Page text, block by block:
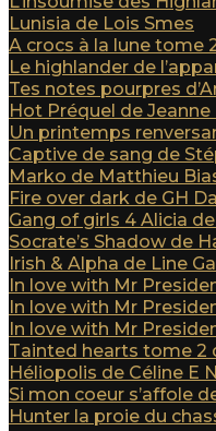
Lunisia de Lois Smes
A crocs à la lune tome
Le highlander de
Tes notes pourpres
Hot Préquel de Jeanne
Un printemps
Captive de sang de
Marko de Matthieu
Fire over dark de GH
Gang of girls 4 Alicia
Socrate’s Shadow de
Irish & Alpha de Line
In love with Mr
In love with Mr
In love with Mr
Tainted hearts tome 2
Héliopolis de Céline E
Si mon coeur s’affole
Hunter la proie du